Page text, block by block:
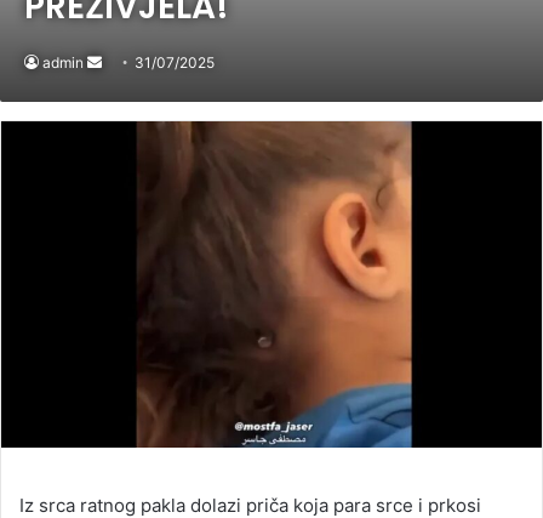
admin
Send
email
31/07/2025
Iz srca ratnog pakla dolazi priča koja para srce i prkosi